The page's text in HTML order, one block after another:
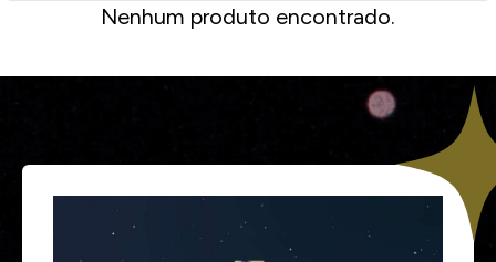
Nenhum produto encontrado.